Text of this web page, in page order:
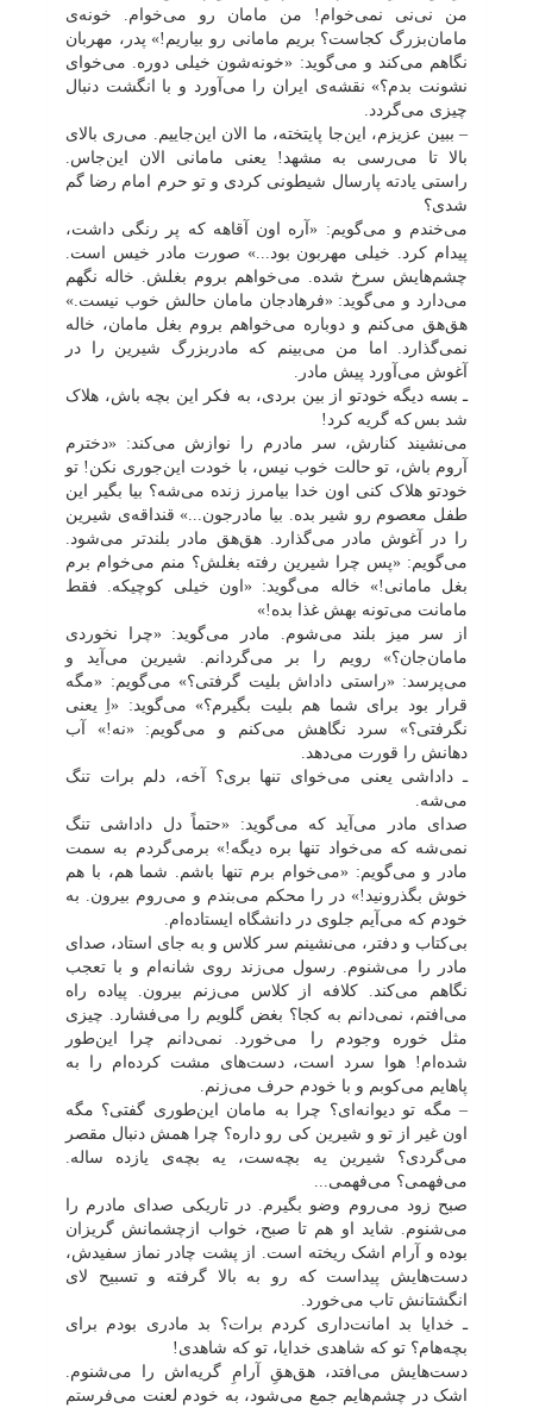
من نی‌نی نمی‌خوام! من مامان رو می‌خوام. خونه‌ی
مامان‌بزرگ کجاست؟ بریم مامانی رو بیاریم!» پدر، مهربان
نگاهم می‌کند و می‌گوید: «خونه‌شون خیلی دوره. می‌خوای
نشونت بدم؟» نقشه‌ی ایران را می‌آورد و با انگشت دنبال
چیزی می‌گردد.
–ببین عزیزم، این‌جا پایتخته، ما الان این‌جاییم. می‌ری بالای
بالا تا می‌رسی به مشهد! یعنی مامانی الان این‌جاس.
راستی یادته پارسال شیطونی کردی و تو حرم امام رضا گم
شدی؟
می‌خندم و می‌گویم: «آره اون آقاهه که پر رنگی داشت،
پیدام کرد. خیلی مهربون بود...» صورت مادر خیس است.
چشم‌هایش سرخ شده. می‌خواهم بروم بغلش. خاله نگهم
می‌دارد و می‌گوید: «فرهادجان مامان حالش خوب نیست.»
هق‌هق می‌کنم و دوباره می‌خواهم بروم بغل مامان، خاله
نمی‌گذارد. اما من می‌بینم که مادربزرگ شیرین را در
آغوش می‌آورد پیش مادر.
ـ بسه دیگه خودتو از بین بردی، به فکر این بچه باش، هلاک
شد بس که گریه کرد!
می‌نشیند کنارش، سر مادرم را نوازش می‌کند: «دخترم
آروم باش، تو حالت خوب نیس، با خودت این‌جوری نکن! تو
خودتو هلاک کنی اون خدا بیامرز زنده می‌شه؟ بیا بگیر این
طفل معصوم رو شیر بده. بیا مادرجون...» قنداقه‌ی شیرین
را در آغوش مادر می‌گذارد. هق‌هق مادر بلندتر می‌شود.
می‌گویم: «پس چرا شیرین رفته بغلش؟ منم می‌خوام برم
بغل مامانی!» خاله می‌گوید: «اون خیلی کوچیکه. فقط
مامانت می‌تونه بهش غذا بده!»
از سر میز بلند می‌شوم. مادر می‌گوید: «چرا نخوردی
مامان‌جان؟» رویم را بر می‌گردانم. شیرین می‌آید و
می‌پرسد: «راستی داداش بلیت گرفتی؟» می‌گویم: «مگه
قرار بود برای شما هم بلیت بگیرم؟» می‌گوید: «اِ یعنی
نگرفتی؟» سرد نگاهش می‌کنم و می‌گویم: «نه!» آب
دهانش را قورت می‌دهد.
ـ داداشی یعنی می‌خوای تنها بری؟ آخه، دلم برات تنگ
می‌شه.
صدای مادر می‌آید که می‌گوید: «حتماً دل داداشی تنگ
نمی‌شه که می‌خواد تنها بره دیگه!» برمی‌گردم به سمت
مادر و می‌گویم: «می‌خوام برم تنها باشم. شما هم، با هم
خوش بگذرونید!» در را محکم می‌بندم و می‌روم بیرون. به
خودم که می‌آیم جلوی در دانشگاه ایستاده‌ام.
بی‌کتاب و دفتر، می‌نشینم سر کلاس و به جای استاد، صدای
مادر را می‌شنوم. رسول می‌زند روی شانه‌ام و با تعجب
نگاهم می‌کند. کلافه از کلاس می‌زنم بیرون. پیاده راه
می‌افتم، نمی‌دانم به کجا؟ بغض گلویم را می‌فشارد. چیزی
مثل خوره وجودم را می‌خورد. نمی‌دانم چرا این‌طور
شده‌ام! هوا سرد است، دست‌های مشت کرده‌ام را به
پاهایم می‌کوبم و با خودم حرف می‌زنم.
–مگه تو دیوانه‌ای؟ چرا به مامان این‌طوری گفتی؟ مگه
اون غیر از تو و شیرین کی رو داره؟ چرا همش دنبال مقصر
می‌گردی؟ شیرین یه بچه‌ست، یه بچه‌ی یازده ساله.
می‌فهمی؟ می‌فهمی...
صبح زود می‌روم وضو بگیرم. در تاریکی صدای مادرم را
می‌شنوم. شاید او هم تا صبح، خواب ازچشمانش گریزان
بوده و آرام اشک ریخته است. از پشت چادر نماز سفیدش،
دست‌هایش پیداست که رو به بالا گرفته و تسبیح لای
انگشتانش تاب می‌خورد.
ـ خدایا بد امانت‌داری کردم برات؟ بد مادری بودم برای
بچه‌هام؟ تو که شاهدی خدایا، تو که شاهدی!
دست‌هایش می‌افتد، هق‌هقِ آرامِ گریه‌اش را می‌شنوم.
اشک در چشم‌هایم جمع می‌شود، به خودم لعنت می‌فرستم